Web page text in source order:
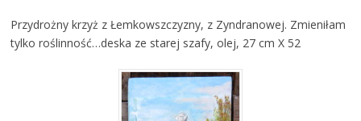
Przydrożny krzyż z Łemkowszczyzny, z Zyndranowej. Zmieniłam
tylko roślinność…deska ze starej szafy, olej, 27 cm X 52